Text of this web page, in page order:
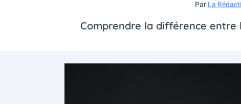
Par La
Comprendre la différence entre